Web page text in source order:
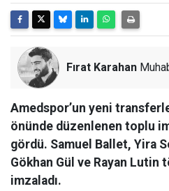
Fırat Karahan
Amedspor’un yeni
önünde düzenlenen toplu
gördü. Samuel Ballet, Yira
Gökhan Gül ve Rayan Lutin
imzaladı.